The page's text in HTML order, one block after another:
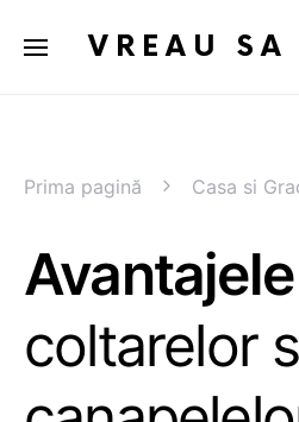
VREAU SA
Prima pagină Casa si
Avantajele
coltarelor